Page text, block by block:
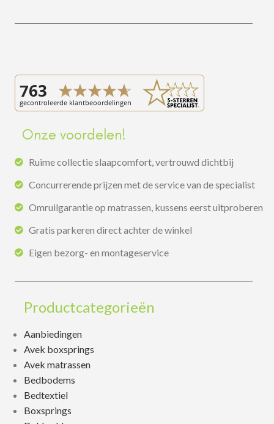
Onze voordelen!
Ruime collectie slaapcomfort, vertrouwd dichtbij
Concurrerende prijzen met de service van de specialist
Omruilgarantie op matrassen, kussens eerst uitproberen
Gratis parkeren direct achter de winkel
Eigen bezorg- en montageservice
Productcategorieën
Aanbiedingen
Avek boxsprings
Avek matrassen
Bedbodems
Bedtextiel
Boxsprings